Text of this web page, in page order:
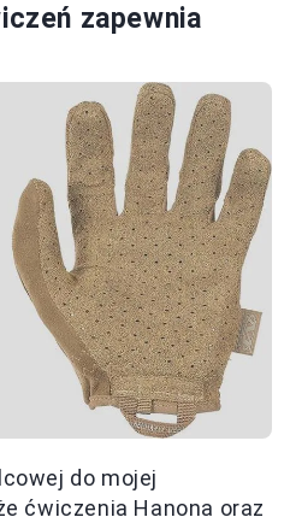
zapewnia
do mojej
ćwiczenia Hanona oraz